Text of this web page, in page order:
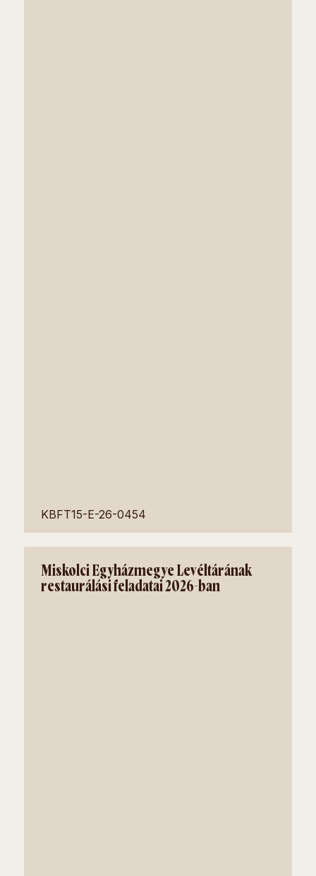
KBFT15-E-26-0454
Miskolci Egyházmegye Levéltárának
restaurálási feladatai 2026-ban